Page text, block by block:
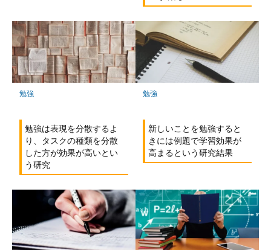
勉強
勉強は表現を分散するよ
り、タスクの種類を分散
した方が効果が高いとい
う研究
勉強
新しいことを勉強すると
きには例題で学習効果が
高まるという研究結果